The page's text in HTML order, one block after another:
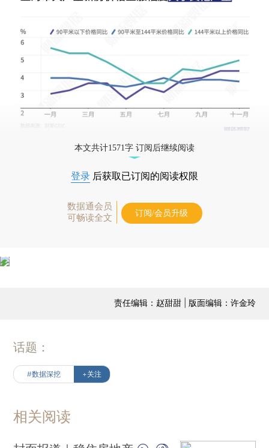
本文共计1571字 订阅后继续阅读
登录 后获取已订阅的阅读权限
数据通会员
可畅读全文
订阅/会员升级
责任编辑：赵甜甜 | 版面编辑：许金玲
话题：
#数据深挖 +关注
相关阅读